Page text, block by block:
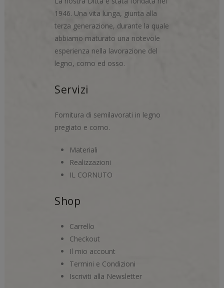
1946. Una vita lunga, giunta alla
terza generazione, durante la quale
abbiamo maturato una notevole
esperienza nella lavorazione del
legno, corno ed osso.
Servizi
Fornitura di semilavorati in legno
pregiato e corno.
Materiali
Realizzazioni
IL CORNUTO
Shop
Carrello
Checkout
Il mio account
Termini e Condizioni
Iscriviti alla Newsletter